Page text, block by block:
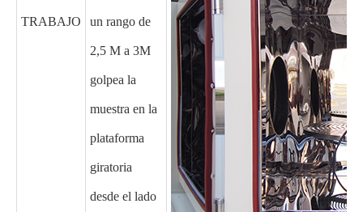
TRABAJO un rango de
2,5 M a 3M
golpea la
muestra en la
plataforma
giratoria
desde el lado